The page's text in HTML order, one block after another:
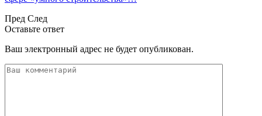
Пред След
Оставьте ответ
Ваш электронный адрес не будет опубликован.